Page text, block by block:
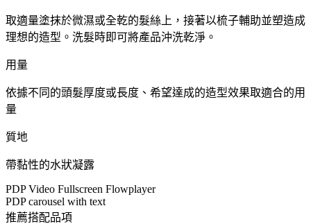
取適量塗抹於微濕或全乾的髮絲上，接著以梳子輔助並塑造成
理想的造型。洗髮時即可將產品沖洗乾淨。
用量
依據不同的頭髮厚度或長度、希望達成的造型效果取適合的用
量
質地
帶黏性的水狀凝露
PDP Video Fullscreen Flowplayer
PDP carousel with text
推薦搭配品項